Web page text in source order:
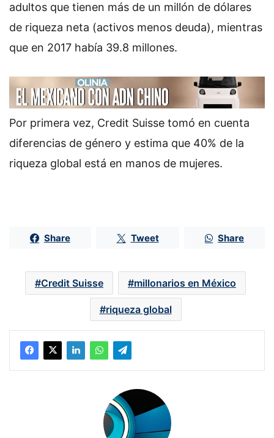
adultos que tienen más de un millón de dólares
de riqueza neta (activos menos deuda), mientras
que en 2017 había 39.8 millones.
Por primera vez, Credit Suisse tomó en cuenta
diferencias de género y estima que 40% de la
riqueza global está en manos de mujeres.
Share Tweet Share
Credit Suisse millonarios en México
riqueza global